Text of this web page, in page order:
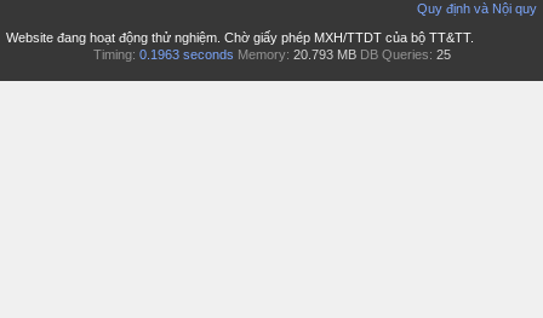
Quy định và Nội quy
Website đang hoạt động thử nghiệm. Chờ giấy phép MXH/TTDT của bộ TT&TT.
Timing: 0.1963 seconds Memory: 20.793 MB DB Queries: 25